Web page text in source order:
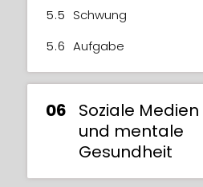
5.5 Schwung
5.6 Aufgabe
06
Soziale Medien
und mentale
Gesundheit